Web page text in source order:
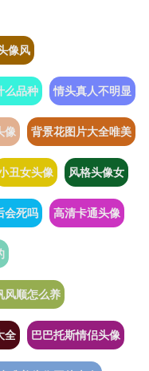
像风
么品种 情头真人不明显
像 背景花图片大全唯美
丑女头像 风格头像女
会死吗 高清卡通头像
风顺怎么养
全 巴巴托斯情侣头像